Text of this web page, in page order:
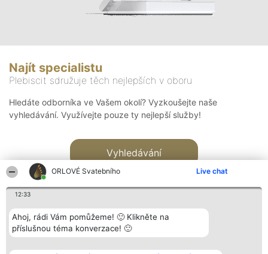
ORLOVÉ Svatebního Live chat
12:33
Ahoj, rádi Vám pomůžeme! 🙂 Klikněte na
příslušnou téma konverzace! 🙂
Najít specialistu
Plebiscit sdružuje těch nejlepších v oboru
Hledáte odborníka ve Vašem okolí? Vyzkoušejte naše
vyhledávání. Využívejte pouze ty nejlepší služby!
Vyhledávání
Bright Side Solutions sp. z o. Vítězové Kontakt